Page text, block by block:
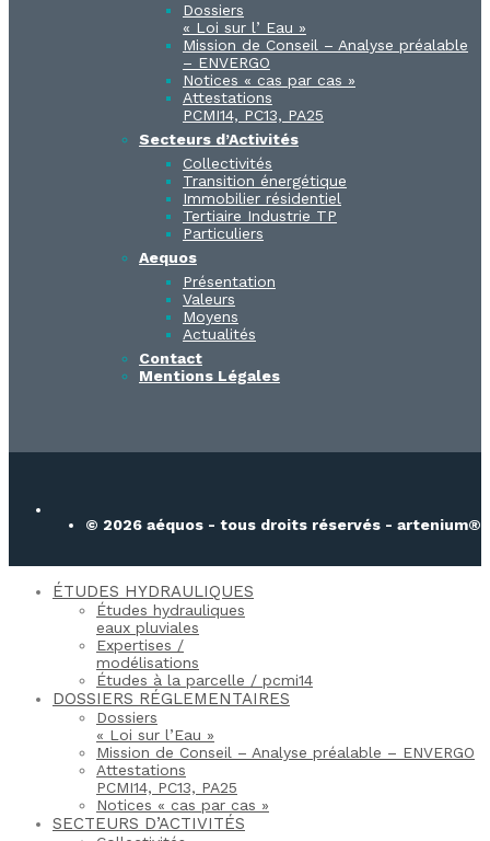
Dossiers
« Loi sur l’ Eau »
Mission de Conseil – Analyse préalable
– ENVERGO
Notices « cas par cas »
Attestations
PCMI14, PC13, PA25
Secteurs d’Activités
Collectivités
Transition énergétique
Immobilier résidentiel
Tertiaire Industrie TP
Particuliers
Aequos
Présentation
Valeurs
Moyens
Actualités
Contact
Mentions Légales
© 2026 aéquos - tous droits réservés - artenium®
ÉTUDES HYDRAULIQUES
Études hydrauliques
eaux pluviales
Expertises /
modélisations
Études à la parcelle / pcmi14​
DOSSIERS RÉGLEMENTAIRES
Dossiers
« Loi sur l’Eau »
Mission de Conseil – Analyse préalable – ENVERGO
Attestations
PCMI14, PC13, PA25
Notices « cas par cas »
SECTEURS D’ACTIVITÉS